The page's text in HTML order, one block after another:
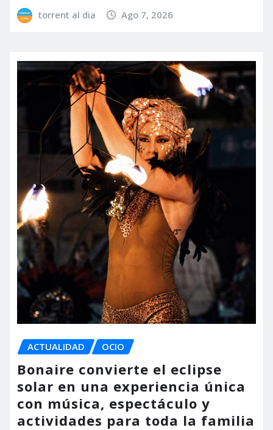
torrent al dia Ago 7, 2026
ACTUALIDAD OCIO
Bonaire convierte el eclipse
solar en una experiencia única
con música, espectáculo y
actividades para toda la familia